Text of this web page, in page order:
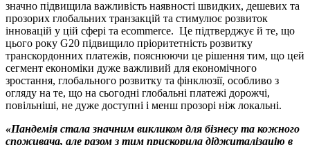
значно підвищила важливість наявності швидких, дешевих та
прозорих глобальних транзакцій та стимулює розвиток
інновацій у цій сфері та ecommerce. Це підтверджує й те, що
цього року G20 підвищило пріоритетність розвитку
транскордонних платежів, пояснюючи це рішення тим, що цей
сегмент економіки дуже важливий для економічного
зростання, глобального розвитку та фінклюзії, особливо з
огляду на те, що на сьогодні глобальні платежі дорожчі,
повільніші, не дуже доступні і менш прозорі ніж локальні.
«Пандемія стала значним викликом для бізнесу та кожного
споживача, але разом з тим прискорила діджиталізацію в